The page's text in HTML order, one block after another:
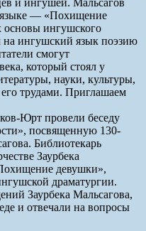
языке — «Похищение
ингушского
на ингушский язык поэзию
смогут
который стоял у
науки, культуры,
трудами. Приглашаем
Юрт провели беседу
посвященную 130-
Библиотекарь
Заурбека
девушки»,
драматургии.
Заурбека Мальсагова,
и отвечали на вопросы